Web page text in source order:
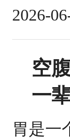
2026-
空
一
胃是一